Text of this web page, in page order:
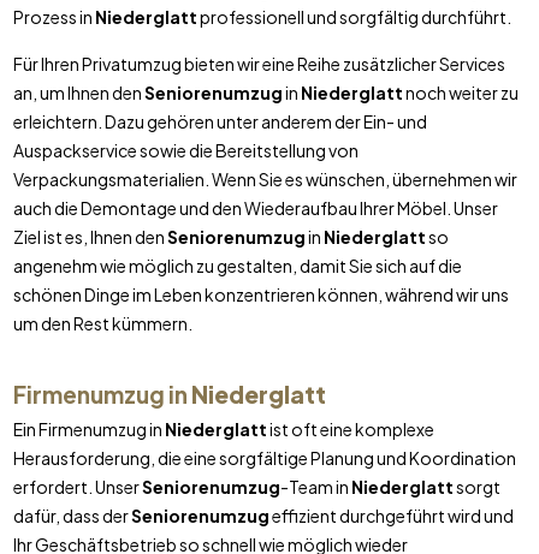
Prozess in Niederglattprofessionell und sorgfältig durchführt.
Für Ihren Privatumzug bieten wir eine Reihe zusätzlicher Services
an, um Ihnen denSeniorenumzugin Niederglattnoch weiter zu
erleichtern. Dazu gehören unter anderem der Ein- und
Auspackservice sowie die Bereitstellung von
Verpackungsmaterialien. Wenn Sie es wünschen, übernehmen wir
auch die Demontage und den Wiederaufbau Ihrer Möbel. Unser
Ziel ist es, Ihnen denSeniorenumzugin Niederglattso
angenehm wie möglich zu gestalten, damit Sie sich auf die
schönen Dinge im Leben konzentrieren können, während wir uns
um den Rest kümmern.
Firmenumzug in Niederglatt
Ein Firmenumzug in Niederglattist oft eine komplexe
Herausforderung, die eine sorgfältige Planung und Koordination
erfordert. UnserSeniorenumzug-Team in Niederglattsorgt
dafür, dass derSeniorenumzugeffizient durchgeführt wird und
Ihr Geschäftsbetrieb so schnell wie möglich wieder